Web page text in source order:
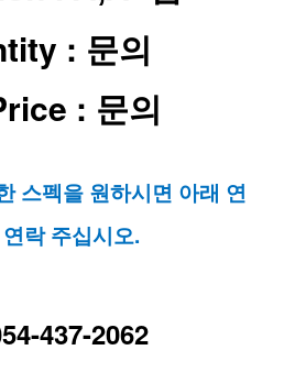
: 문의
: 문의
스펙을 원하시면 아래 연
락 주십시오.
437-2062